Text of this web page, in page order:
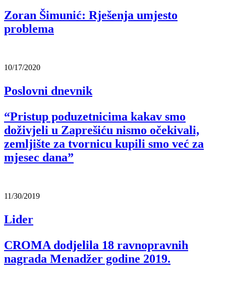
Zoran Šimunić: Rješenja umjesto
problema
10/17/2020
Poslovni dnevnik
“Pristup poduzetnicima kakav smo
doživjeli u Zaprešiću nismo očekivali,
zemljište za tvornicu kupili smo već za
mjesec dana”
11/30/2019
Lider
CROMA dodjelila 18 ravnopravnih
nagrada Menadžer godine 2019.